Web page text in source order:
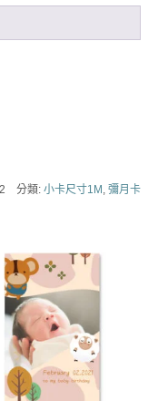
分類:小卡尺寸1M,彌月卡